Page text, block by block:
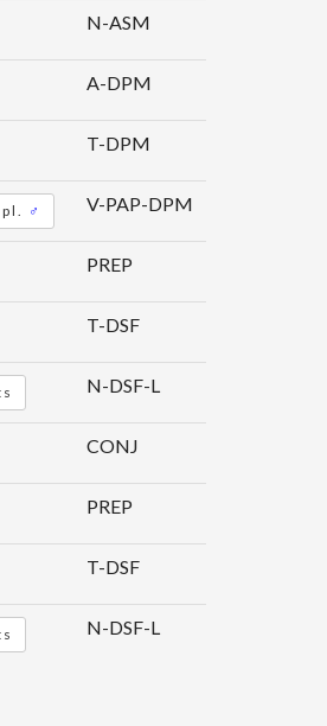
N-ASM
A-DPM
T-DPM
♂ V-PAP-DPM
PREP
T-DSF
N-DSF-L
CONJ
PREP
T-DSF
N-DSF-L